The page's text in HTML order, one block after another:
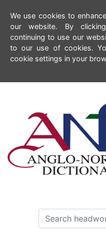
We use cookies to
our website. By
continuing to use our
to our use of cookies.
cookie settings in your